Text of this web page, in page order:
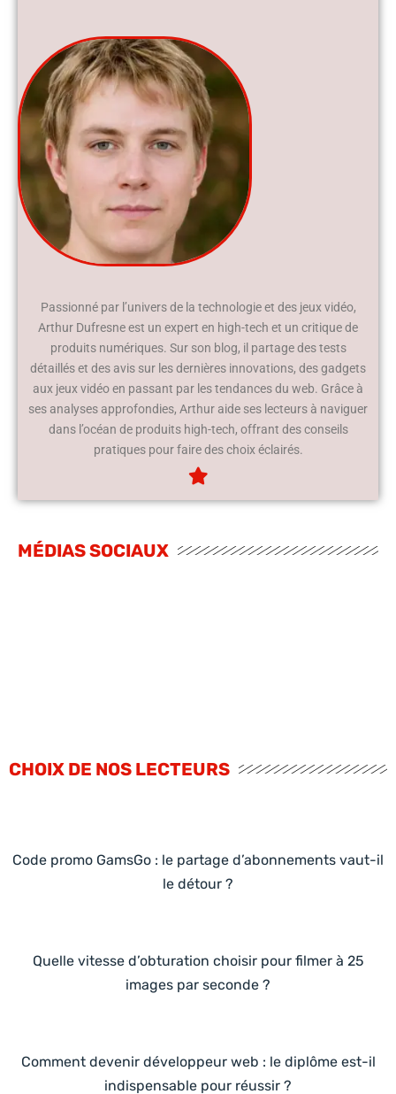
Passionné par l’univers de la technologie et des jeux vidéo,
Arthur Dufresne est un expert en high-tech et un critique de
produits numériques. Sur son blog, il partage des tests
détaillés et des avis sur les dernières innovations, des gadgets
aux jeux vidéo en passant par les tendances du web. Grâce à
ses analyses approfondies, Arthur aide ses lecteurs à naviguer
dans l’océan de produits high-tech, offrant des conseils
pratiques pour faire des choix éclairés.
MÉDIAS SOCIAUX
CHOIX DE NOS LECTEURS
Code promo GamsGo : le partage d’abonnements vaut-il
le détour ?
Quelle vitesse d’obturation choisir pour filmer à 25
images par seconde ?
Comment devenir développeur web : le diplôme est-il
indispensable pour réussir ?